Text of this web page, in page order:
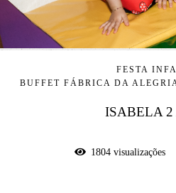
FESTA
BUFFET FÁBRICA DA
ISABELA 2
1804 visualizações